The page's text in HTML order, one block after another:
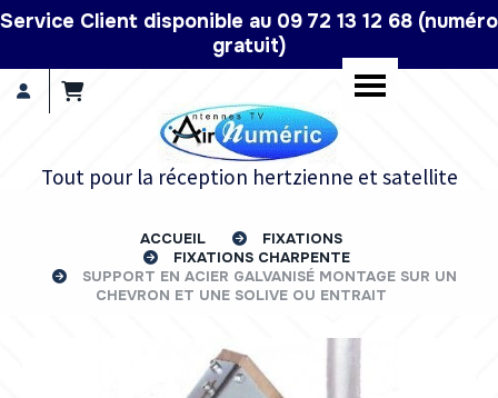
Service Client disponible au 09 72 13 12 68 (numéro
gratuit)
Tout pour la réception hertzienne et satellite
ACCUEIL
FIXATIONS
FIXATIONS CHARPENTE
SUPPORT EN ACIER GALVANISÉ MONTAGE SUR UN
CHEVRON ET UNE SOLIVE OU ENTRAIT